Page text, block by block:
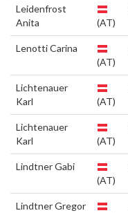
Leidenfrost
Anita
(AT)
Lenotti Carina
(AT)
Lichtenauer
Karl
(AT)
Lichtenauer
Karl
(AT)
Lindtner Gabi
(AT)
Lindtner Gregor